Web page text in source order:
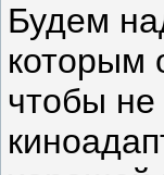
Будем
которым
чтобы